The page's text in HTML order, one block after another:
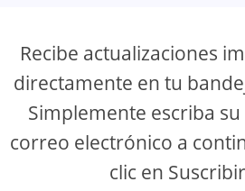
Recibe actualizaciones
directamente en tu
Simplemente escriba
correo electrónico a
clic en